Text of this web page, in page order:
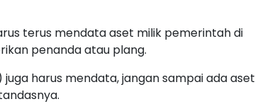
terus mendata aset milik pemerintah di
penanda atau plang.
harus mendata, jangan sampai ada aset